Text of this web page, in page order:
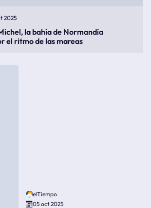
2025
la bahía de Normandía
el ritmo de las mareas
elTiempo
05 oct 2025